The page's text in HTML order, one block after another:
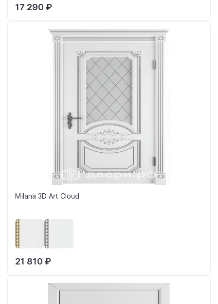
17 290 ₽
Milana 3D Art Cloud
21 810 ₽